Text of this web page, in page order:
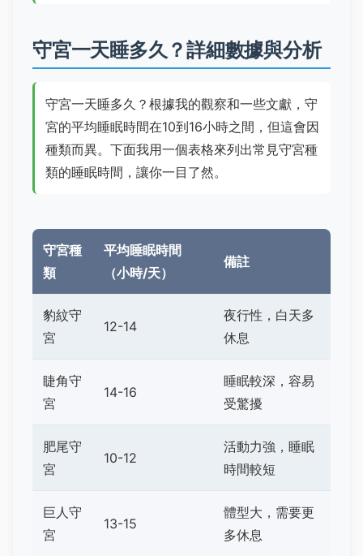
守宮一天睡多久？詳細數據與分析
守宮一天睡多久？根據我的觀察和一些文獻，守
宮的平均睡眠時間在10到16小時之間，但這會因
種類而異。下面我用一個表格來列出常見守宮種
類的睡眠時間，讓你一目了然。
守宮種
類
平均睡眠時間
（小時/天）
備註
豹紋守
宮
12-14
夜行性，白天多
休息
睫角守
宮
14-16
睡眠較深，容易
受驚擾
肥尾守
宮
10-12
活動力強，睡眠
時間較短
巨人守
宮
13-15
體型大，需要更
多休息